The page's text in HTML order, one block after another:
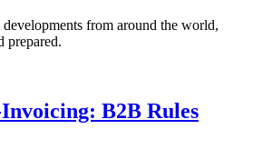
from around the world,
prepared.
B2B Rules